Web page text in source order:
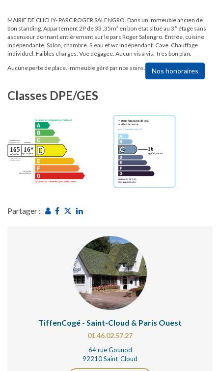
MAIRIE DE CLICHY- PARC ROGER SALENGRO. Dans un immeuble ancien de
bon standing. Appartement 2P de 33 ,35m² en bon état situé au 3° étage sans
ascenseur donnant entièrement sur le parc Roger Salengro. Entrée, cuisine
indépendante, Salon, chambre. S.eau et wc indépendant. Cave. Chauffage
individuel. Faibles charges. Vue dégagée. Aucun vis à vis. Très bon plan.
Aucune perte de place. Immeuble géré par nos soins.
Nos honoraires
Classes DPE/GES
Partager :
TiffenCogé - Saint-Cloud & Paris Ouest
01.46.02.57.27
64 rue Gounod
92210 Saint-Cloud